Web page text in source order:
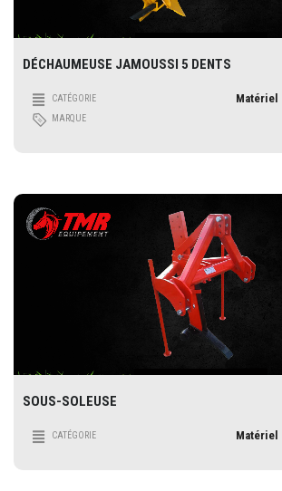
DÉCHAUMEUSE JAMOUSSI 5 DENTS
CATÉGORIE Matériel
MARQUE
SOUS-SOLEUSE
CATÉGORIE Matériel